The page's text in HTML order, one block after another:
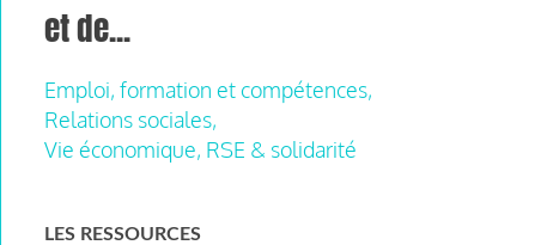
et de...
Emploi, formation et compétences,
Relations sociales,
Vie économique, RSE & solidarité
LES RESSOURCES